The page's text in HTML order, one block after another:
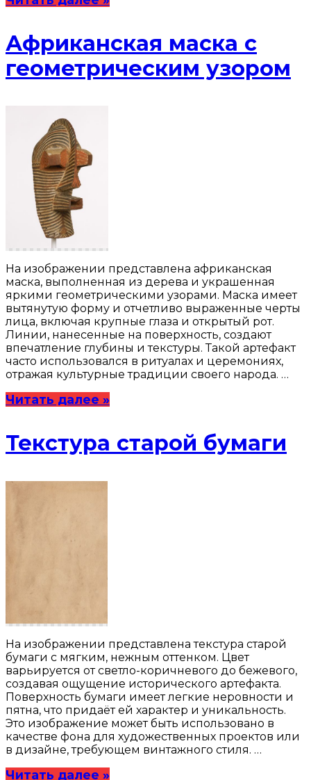
Африканская маска с
геометрическим узором
На изображении представлена африканская
маска, выполненная из дерева и украшенная
яркими геометрическими узорами. Маска имеет
вытянутую форму и отчетливо выраженные черты
лица, включая крупные глаза и открытый рот.
Линии, нанесенные на поверхность, создают
впечатление глубины и текстуры. Такой артефакт
часто использовался в ритуалах и церемониях,
отражая культурные традиции своего народа. …
Читать далее »
Текстура старой бумаги
На изображении представлена текстура старой
бумаги с мягким, нежным оттенком. Цвет
варьируется от светло-коричневого до бежевого,
создавая ощущение исторического артефакта.
Поверхность бумаги имеет легкие неровности и
пятна, что придаёт ей характер и уникальность.
Это изображение может быть использовано в
качестве фона для художественных проектов или
в дизайне, требующем винтажного стиля. …
Читать далее »